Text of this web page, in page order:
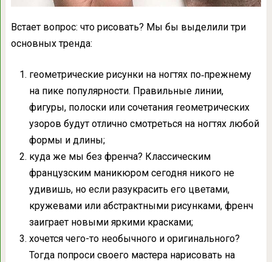
Встает вопрос: что рисовать? Мы бы выделили три
основных тренда:
геометрические рисунки на ногтях по‑прежнему
на пике популярности. Правильные линии,
фигуры, полоски или сочетания геометрических
узоров будут отлично смотреться на ногтях любой
формы и длины;
куда же мы без френча? Классическим
французским маникюром сегодня никого не
удивишь, но если разукрасить его цветами,
кружевами или абстрактными рисунками, френч
заиграет новыми яркими красками;
хочется чего-то необычного и оригинального?
Тогда попроси своего мастера нарисовать на